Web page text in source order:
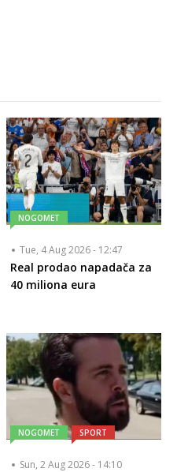
NOGOMET
Tue, 4 Aug 2026 - 12:47
Real prodao napadača za
40 miliona eura
NOGOMET SPORT
Sun, 2 Aug 2026 - 14:10